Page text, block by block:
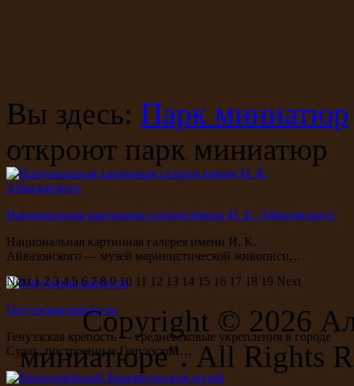
Вы здесь: Парк миниатюр
откроют парк миниатюр
Национальная картинная галерея имени И. К. Айвазовского
Национальная картинная галерея имени И. К.
Айвазовского — музей маринистической живописи,…
Генуэзская крепость
Генуэзская крепость — средневековые укрепления в городе
Судак, построенные Генуэзской…
Next12345678910 11 12 13 14 15 16 17 18 19 Next
Copyright © 2026
миниатюре". All Rights